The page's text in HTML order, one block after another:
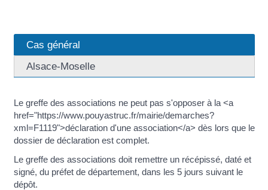
Cas général
Alsace-Moselle
Le greffe des associations ne peut pas s'opposer à la <a
href="https://www.pouyastruc.fr/mairie/demarches?
xml=F1119">déclaration d'une association</a> dès lors que le
dossier de déclaration est complet.
Le greffe des associations doit remettre un récépissé, daté et
signé, du préfet de département, dans les 5 jours suivant le
dépôt.